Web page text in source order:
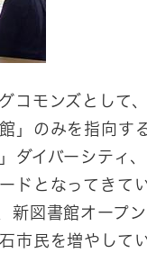
コモンズとして
」のみを指向
ダイバーシティ
ドとなってきて
新図書館オープ
市民を増やして